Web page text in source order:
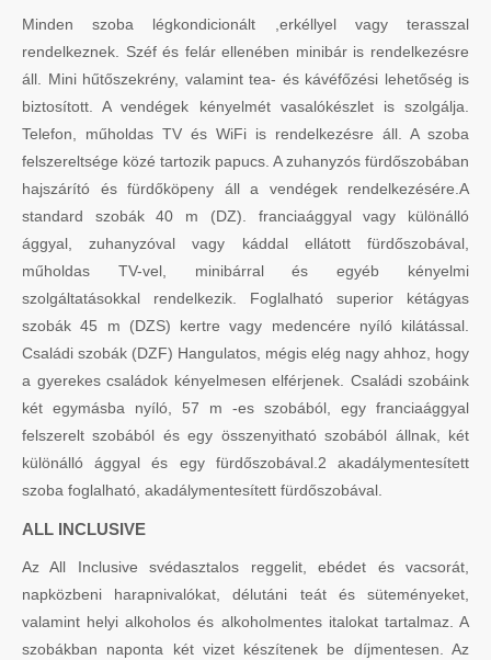
Minden szoba légkondicionált ,erkéllyel vagy terasszal
rendelkeznek. Széf és felár ellenében minibár is rendelkezésre
áll. Mini hűtőszekrény, valamint tea- és kávéfőzési lehetőség is
biztosított. A vendégek kényelmét vasalókészlet is szolgálja.
Telefon, műholdas TV és WiFi is rendelkezésre áll. A szoba
felszereltsége közé tartozik papucs. A zuhanyzós fürdőszobában
hajszárító és fürdőköpeny áll a vendégek rendelkezésére.A
standard szobák 40 m (DZ). franciaággyal vagy különálló
ággyal, zuhanyzóval vagy káddal ellátott fürdőszobával,
műholdas TV-vel, minibárral és egyéb kényelmi
szolgáltatásokkal rendelkezik. Foglalható superior kétágyas
szobák 45 m (DZS) kertre vagy medencére nyíló kilátással.
Családi szobák (DZF) Hangulatos, mégis elég nagy ahhoz, hogy
a gyerekes családok kényelmesen elférjenek. Családi szobáink
két egymásba nyíló, 57 m -es szobából, egy franciaággyal
felszerelt szobából és egy összenyitható szobából állnak, két
különálló ággyal és egy fürdőszobával.2 akadálymentesített
szoba foglalható, akadálymentesített fürdőszobával.
ALL INCLUSIVE
Az All Inclusive svédasztalos reggelit, ebédet és vacsorát,
napközbeni harapnivalókat, délutáni teát és süteményeket,
valamint helyi alkoholos és alkoholmentes italokat tartalmaz. A
szobákban naponta két vizet készítenek be díjmentesen. Az